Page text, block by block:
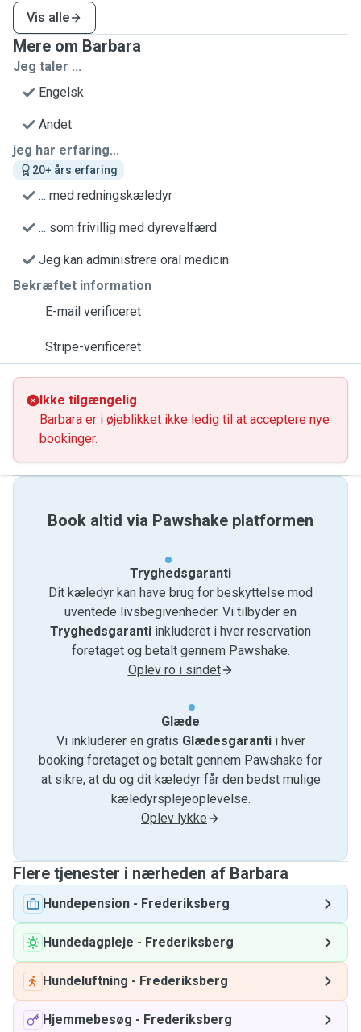
Vis alle
Mere om Barbara
Jeg taler ...
Engelsk
Andet
jeg har erfaring...
20+ års erfaring
... med redningskæledyr
... som frivillig med dyrevelfærd
Jeg kan administrere oral medicin
Bekræftet information
E-mail verificeret
Stripe-verificeret
Ikke tilgængelig
Barbara er i øjeblikket ikke ledig til at acceptere nye
bookinger.
Book altid via Pawshake platformen
Tryghedsgaranti
Dit kæledyr kan have brug for beskyttelse mod
uventede livsbegivenheder. Vi tilbyder en
Tryghedsgaranti inkluderet i hver reservation
foretaget og betalt gennem Pawshake.
Oplev ro i sindet
Glæde
Vi inkluderer en gratis Glædesgarantii hver
booking foretaget og betalt gennem Pawshake for
at sikre, at du og dit kæledyr får den bedst mulige
kæledyrsplejeoplevelse.
Oplev lykke
Flere tjenester i nærheden af ​​Barbara
Hundepension - Frederiksberg
Hundedagpleje - Frederiksberg
Hundeluftning - Frederiksberg
Hjemmebesøg - Frederiksberg